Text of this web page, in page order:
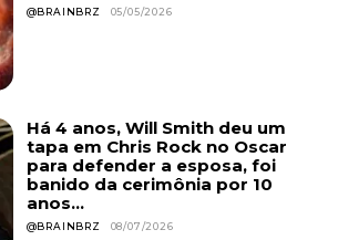
@BRAINBRZ 05/05/2026
Há 4 anos, Will Smith deu um
tapa em Chris Rock no Oscar
para defender a esposa, foi
banido da cerimônia por 10
anos...
@BRAINBRZ 08/07/2026